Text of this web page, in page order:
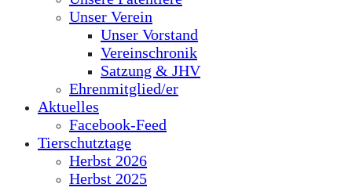
Unser Verein
Unser Vorstand
Vereinschronik
Satzung & JHV
Ehrenmitglied/er
Aktuelles
Facebook-Feed
Tierschutztage
Herbst 2026
Herbst 2025